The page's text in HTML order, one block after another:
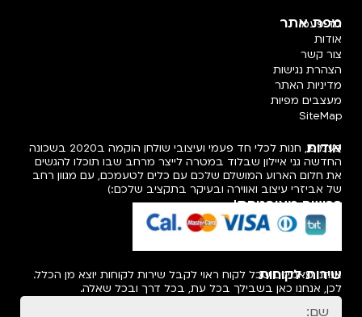
מפת אתר
חד פעמי
אודות
צור קשר
הצהרת נגישות
מדיניות האתר
מעצבים מפיות
SiteMap
אודות
פעמיפו, חנות לכלי חד פעמי ועיצובי שולחן הוקמה ב2020 בשכונה
החדשה גני איילון שבלוד במטרה לייצר מרחב שבו תוכלו להגשים
את חלום הארוע המושלם שלכם עם כלים לטעמכם, עם מגוון רחב
של אביזרי עיצוב ואווירה ובעיקר בתקציב שלכם:)
רכישה מאובטחת!
שירות לקוחות
אנחנו מאמינים שכל לקוח ראוי לקבל שירות לקוחות יוצא מן הכלל.
לכן, אנחנו כאן בשבילך בכל עת, בכל דרך ובכל שאלה.